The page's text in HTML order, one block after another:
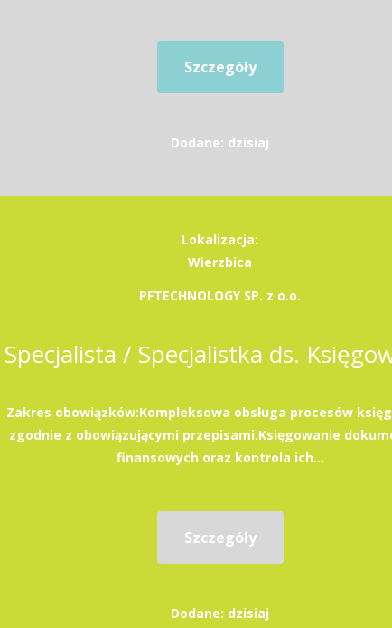
Szczegóły
Dodane: dzisiaj
Lokalizacja:
Wierzbica
PFTECHNOLOGY SP. z o.o.
Specjalista / Specjalistka ds.
Zakres obowiązków:Kompleksowa obsługa procesów
zgodnie z obowiązującymi przepisami.Księgowanie
finansowych oraz kontrola ich...
Szczegóły
Dodane: dzisiaj